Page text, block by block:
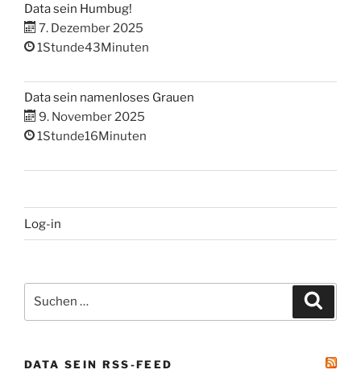
Data sein Humbug!
7. Dezember 2025
1Stunde43Minuten
Data sein namenloses Grauen
9. November 2025
1Stunde16Minuten
Log-in
nach:
DATA SEIN RSS-FEED